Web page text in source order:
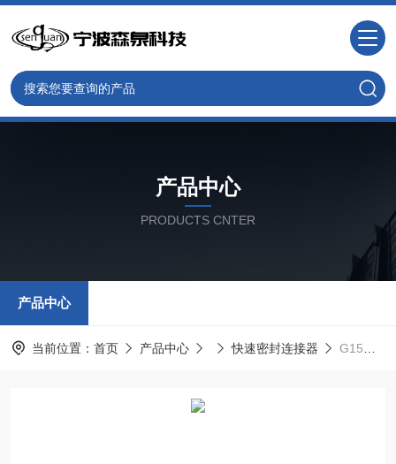
产品中心
PRODUCTS CNTER
产品中心
当前位置： 首页 产品中心 快速密封连接器 G15系列气密测试封堵头(管内径快速连接器)